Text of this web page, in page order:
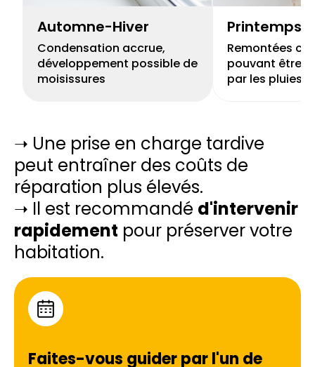
Automne-Hiver
Condensation accrue,
développement possible de
moisissures
Printemps
Remontées
pouvant être
par les pluies
➝ Une prise en charge tardive
peut entraîner des coûts de
réparation plus élevés.
➝ Il est recommandé d'intervenir
rapidement pour préserver votre
habitation.
Faites-vous guider par l'un de